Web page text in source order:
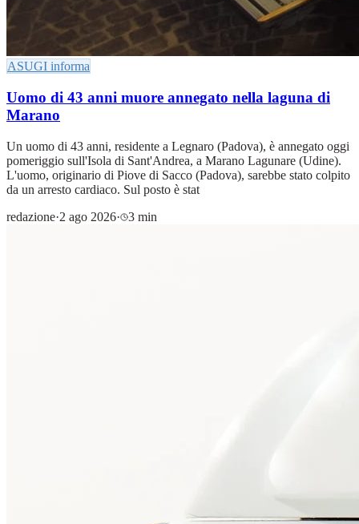
ASUGI informa
Uomo di 43 anni muore annegato nella laguna di
Marano
Un uomo di 43 anni, residente a Legnaro (Padova), è annegato oggi
pomeriggio sull'Isola di Sant'Andrea, a Marano Lagunare (Udine).
L'uomo, originario di Piove di Sacco (Padova), sarebbe stato colpito
da un arresto cardiaco. Sul posto è stat
redazione·2 ago 2026· 3 min